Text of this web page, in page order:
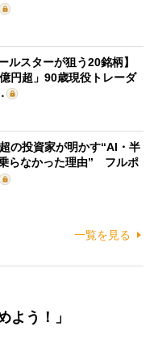
ルスターが狙う20銘柄】
億円超」90歳現役トレーダ
の投資家が明かす“AI・半
らなかった理由” フルポ
一覧を見る
よう！」